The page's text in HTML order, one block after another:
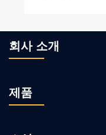
회사 소개
제품